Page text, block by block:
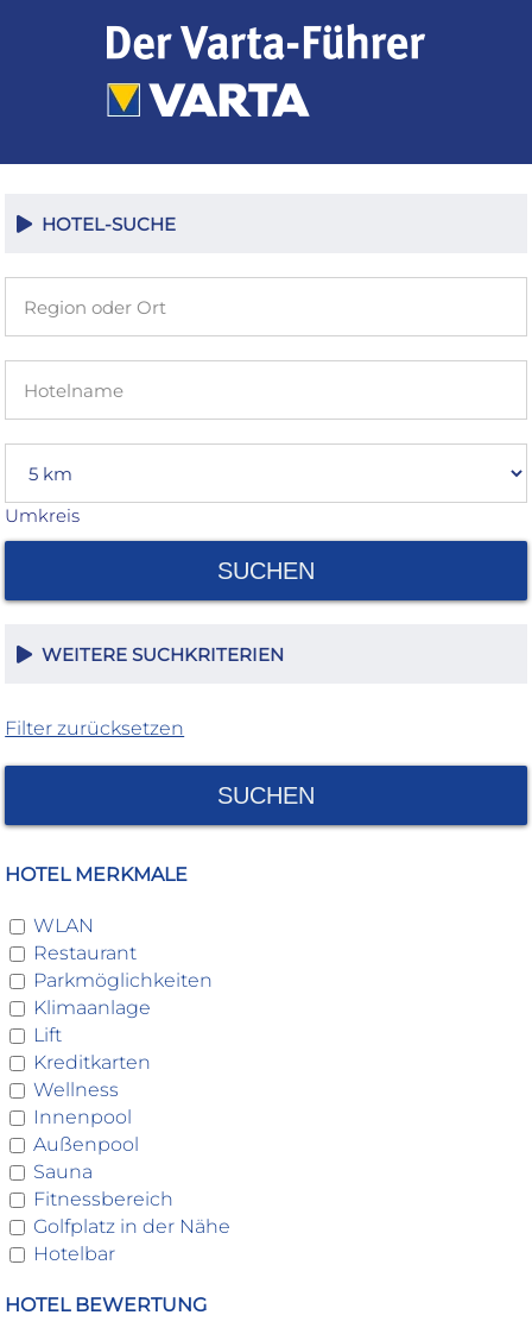
HOTEL-SUCHE
Umkreis
SUCHEN
WEITERE SUCHKRITERIEN
Filter zurücksetzen
SUCHEN
HOTEL MERKMALE
WLAN
Restaurant
Parkmöglichkeiten
Klimaanlage
Lift
Kreditkarten
Wellness
Innenpool
Außenpool
Sauna
Fitnessbereich
Golfplatz in der Nähe
Hotelbar
HOTEL BEWERTUNG